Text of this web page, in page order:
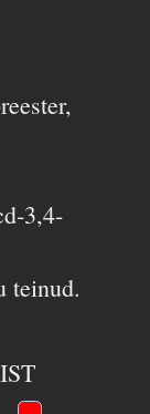
3,4-
teinud.